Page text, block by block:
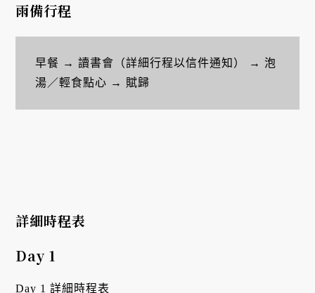
雨備行程
早餐 → 讀書會（詳細行程以信件通知） → 泡
湯／輕食點心 → 賦歸
詳細時程表
Day 1
Day 1 詳細時程表